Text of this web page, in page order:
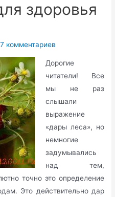
здоровья
7 комментариев
Дорогие
читатели! Все
мы не раз
слышали
выражение
«дары леса», но
немногие
задумывались
над тем,
точно это определение
Это действительно дар